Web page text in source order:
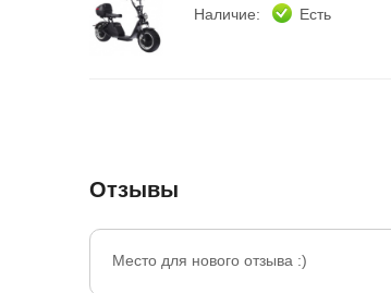
Наличие: Есть
Отзывы
Место для нового отзыва :)